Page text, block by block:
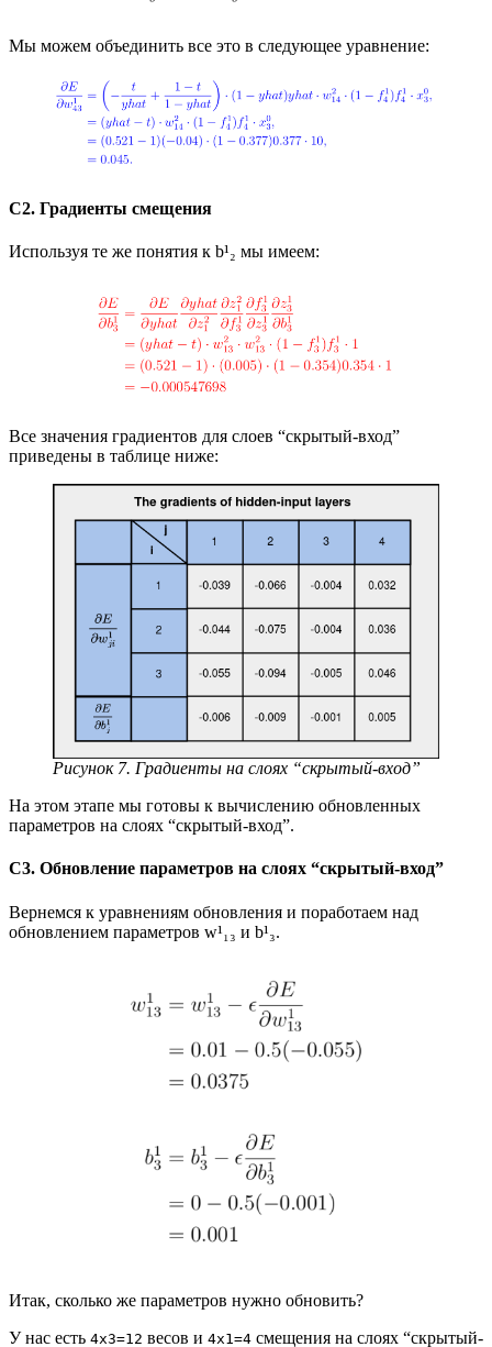
Мы можем объединить все это в следующее уравнение:
C2. Градиенты смещения
Используя те же понятия к b¹₂ мы имеем:
Все значения градиентов для слоев “скрытый-вход”
приведены в таблице ниже:
Рисунок 7. Градиенты на слоях “скрытый-вход”
На этом этапе мы готовы к вычислению обновленных
параметров на слоях “скрытый-вход”.
C3. Обновление параметров на слоях “скрытый-вход”
Вернемся к уравнениям обновления и поработаем над
обновлением параметров w¹₁₃ и b¹₃.
Итак, сколько же параметров нужно обновить?
У нас есть 4x3=12 весов и 4x1=4 смещения на слоях “скрытый-